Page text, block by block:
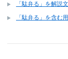
「駄弁る」を解説
「駄弁る」を含む